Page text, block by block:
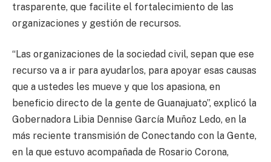
trasparente, que facilite el fortalecimiento de las
organizaciones y gestión de recursos.
“Las organizaciones de la sociedad civil, sepan que ese
recurso va a ir para ayudarlos, para apoyar esas causas
que a ustedes les mueve y que los apasiona, en
beneficio directo de la gente de Guanajuato”, explicó la
Gobernadora Libia Dennise García Muñoz Ledo, en la
más reciente transmisión de Conectando con la Gente,
en la que estuvo acompañada de Rosario Corona,